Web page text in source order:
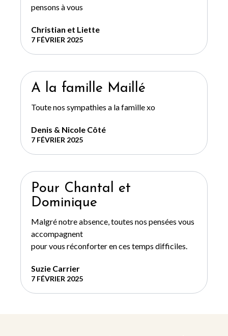
pensons à vous
Christian et Liette
7 FÉVRIER 2025
A la famille Maillé
Toute nos sympathies a la famille xo
Denis & Nicole Côté
7 FÉVRIER 2025
Pour Chantal et
Dominique
Malgré notre absence, toutes nos pensées vous
accompagnent
pour vous réconforter en ces temps difficiles.
Suzie Carrier
7 FÉVRIER 2025